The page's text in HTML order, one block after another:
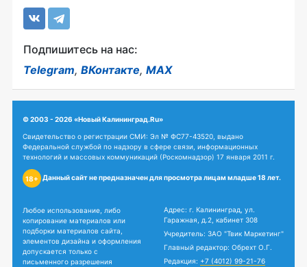
Подпишитесь на нас:
Telegram, ВКонтакте, MAX
© 2003 - 2026 «Новый Калининград.Ru»
Свидетельство о регистрации СМИ: Эл № ФС77-43520, выдано
Федеральной службой по надзору в сфере связи, информационных
технологий и массовых коммуникаций (Роскомнадзор) 17 января 2011 г.
18+ Данный сайт не предназначен для просмотра лицам младше 18 лет.
Любое использование, либо
копирование материалов или
подборки материалов сайта,
элементов дизайна и оформления
допускается только с
письменного разрешения
Адрес: г. Калининград, ул.
Гаражная, д.2, кабинет 308
Учредитель: ЗАО "Твик Маркетинг"
Главный редактор: Обрехт О.Г.
Редакция: +7 (4012) 99-21-76